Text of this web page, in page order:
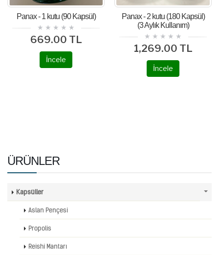
Panax - 1 kutu (90 Kapsül)
669.00 TL
İncele
Panax - 2 kutu (180 Kapsül)
(3 Aylık Kullanım)
1,269.00 TL
İncele
ÜRÜNLER
Kapsüller
Aslan Pençesi
Propolis
Reishi Mantarı